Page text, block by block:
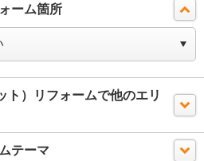
ーム箇所
ト）リフォームで他のエリ
テーマ